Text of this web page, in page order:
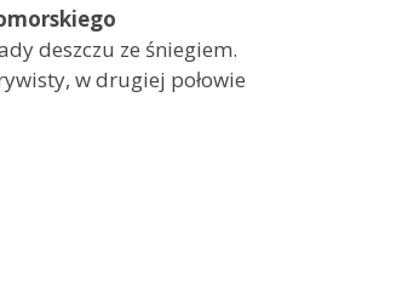
deszczu ze śniegiem.
w drugiej połowie